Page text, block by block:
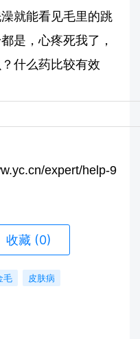
就能看见毛里的跳
是，心疼死我了，
什么药比较有效
expert/help-9
收藏 (0)
毛 皮肤病